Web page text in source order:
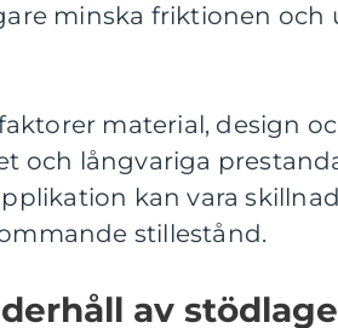
minska friktionen och
material, design
och långvariga
kan vara
stillestånd.
av